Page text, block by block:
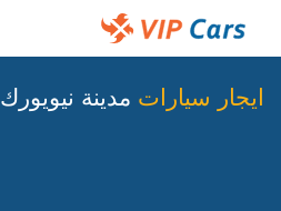
ايجار سيارات مدينة نيويورك